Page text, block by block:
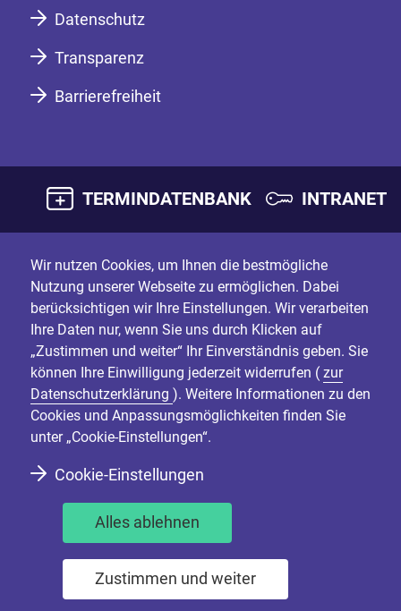
Datenschutz
Transparenz
Barrierefreiheit
TERMINDATENBANK INTRANET
Wir nutzen Cookies, um Ihnen die bestmögliche
Nutzung unserer Webseite zu ermöglichen. Dabei
berücksichtigen wir Ihre Einstellungen. Wir verarbeiten
Ihre Daten nur, wenn Sie uns durch Klicken auf
„Zustimmen und weiter“ Ihr Einverständnis geben. Sie
können Ihre Einwilligung jederzeit widerrufen ( zur
Datenschutzerklärung ). Weitere Informationen zu den
Cookies und Anpassungsmöglichkeiten finden Sie
unter „Cookie-Einstellungen“.
Cookie-Einstellungen
Alles ablehnen
Zustimmen und weiter